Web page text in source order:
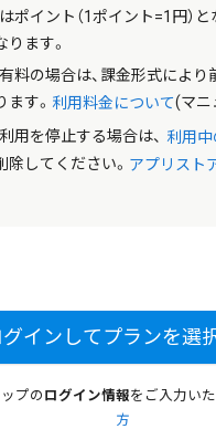
ポイント（1ポイント=1円）と
ます。
料の場合は、課金形式により
す。 利用料金について(マニ
用を停止する場合は、 利用
除してください。 アプリスト
グインしてプランを選
プの ログイン情報をご入力いた
方